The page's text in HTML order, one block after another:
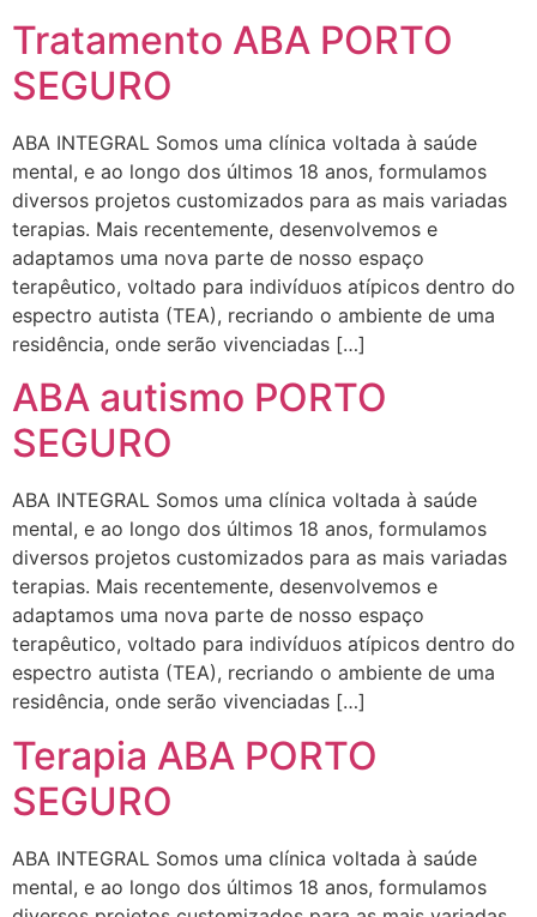
Tratamento ABA PORTO
SEGURO
ABA INTEGRAL Somos uma clínica voltada à saúde
mental, e ao longo dos últimos 18 anos, formulamos
diversos projetos customizados para as mais variadas
terapias. Mais recentemente, desenvolvemos e
adaptamos uma nova parte de nosso espaço
terapêutico, voltado para indivíduos atípicos dentro do
espectro autista (TEA), recriando o ambiente de uma
residência, onde serão vivenciadas […]
ABA autismo PORTO
SEGURO
ABA INTEGRAL Somos uma clínica voltada à saúde
mental, e ao longo dos últimos 18 anos, formulamos
diversos projetos customizados para as mais variadas
terapias. Mais recentemente, desenvolvemos e
adaptamos uma nova parte de nosso espaço
terapêutico, voltado para indivíduos atípicos dentro do
espectro autista (TEA), recriando o ambiente de uma
residência, onde serão vivenciadas […]
Terapia ABA PORTO
SEGURO
ABA INTEGRAL Somos uma clínica voltada à saúde
mental, e ao longo dos últimos 18 anos, formulamos